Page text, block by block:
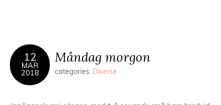
12
MAR
2018
Måndag morgon
categories: Diverse